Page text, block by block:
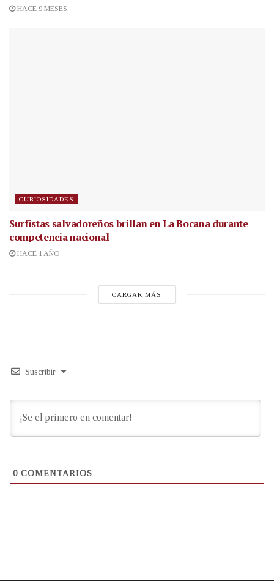
HACE 9 MESES
CURIOSIDADES
Surfistas salvadoreños brillan en La Bocana durante
competencia nacional
HACE 1 AÑO
CARGAR MÁS
Suscribir
0 COMENTARIOS